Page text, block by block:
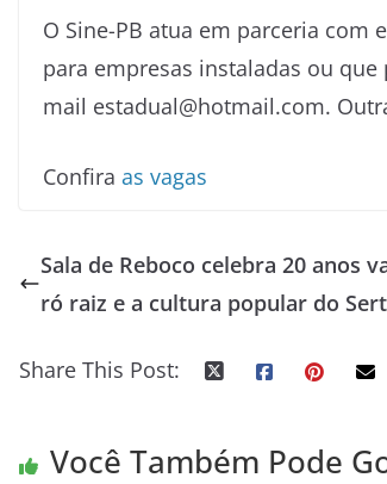
O Sine-PB atua em parceria com
para empresas instaladas ou
mail estadual@hotmail.com.
Confira as vagas
Sala de Reboco celebra 20 anos
ró raiz e a cultura popular do
Share This Post:
Você Também Pode